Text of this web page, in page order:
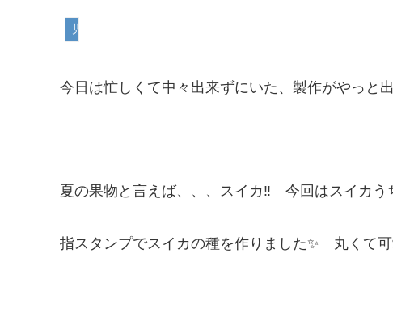
児童発達支援
今日は忙しくて中々出来ずにいた、製作がやっと
夏の果物と言えば、、、スイカ‼ 今回はスイカう
指スタンプでスイカの種を作りました✨ 丸くて